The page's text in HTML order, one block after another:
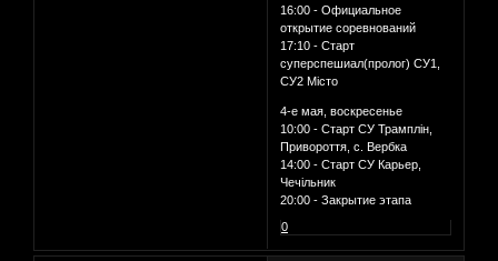
16:00 - Официальное
открытие соревнований
17:10 - Старт
суперспешиал(пролог) СУ1,
СУ2 Місто
4-е мая, воскресенье
10:00 - Старт СУ Трамплін,
Привороття, с. Вербка
14:00 - Старт СУ Карьер,
Чечільник
20:00 - Закрытие этапа
0